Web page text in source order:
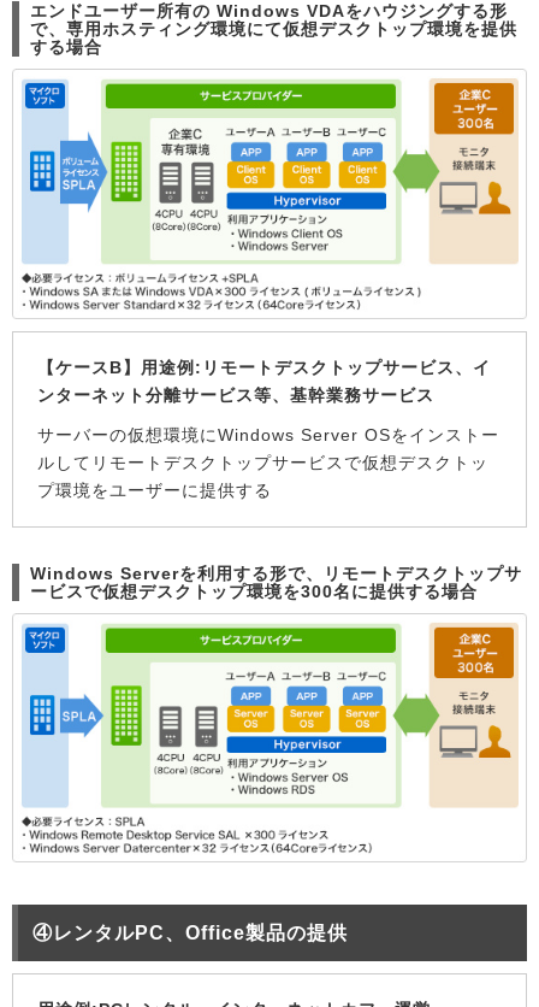
エンドユーザー所有の Windows VDAをハウジングする形
で、専用ホスティング環境にて仮想デスクトップ環境を提供
する場合
【ケースB】用途例:リモートデスクトップサービス、イ
ンターネット分離サービス等、基幹業務サービス
サーバーの仮想環境にWindows Server OSをインストー
ルしてリモートデスクトップサービスで仮想デスクトッ
プ環境をユーザーに提供する
Windows Serverを利用する形で、リモートデスクトップサ
ービスで仮想デスクトップ環境を300名に提供する場合
④レンタルPC、Office製品の提供